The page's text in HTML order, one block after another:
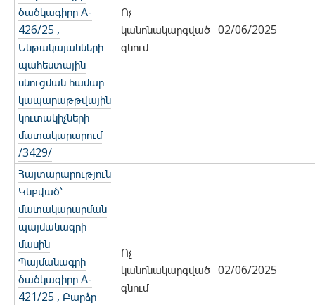
ծածկագիրը A-
426/25 ,
Ենթակայանների
պահեստային
սնուցման համար
կապարաթթվային
կուտակիչների
մատակարարում
/3429/
Ոչ
կանոնակարգված
գնում
02/06/2025
Հայտարարություն
Կնքված՝
մատակարարման
պայմանագրի
մասին
Պայմանագրի
ծածկագիրը A-
421/25 , Բարձր
Ոչ
կանոնակարգված
գնում
02/06/2025